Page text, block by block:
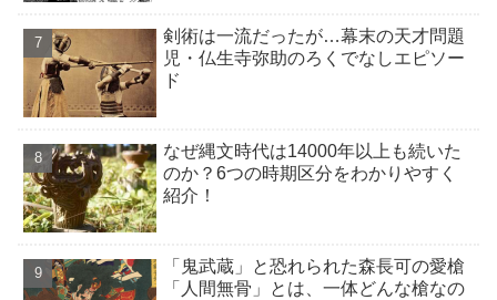
剣術は一流だったが…幕末の天才問題
児・仏生寺弥助のろくでなしエピソー
ド
なぜ縄文時代は14000年以上も続いた
のか？6つの時期区分をわかりやすく
紹介！
「鬼武蔵」と恐れられた森長可の愛槍
「人間無骨」とは、一体どんな槍なの